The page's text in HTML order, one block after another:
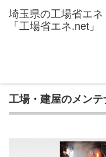
工場・建屋のメンテ